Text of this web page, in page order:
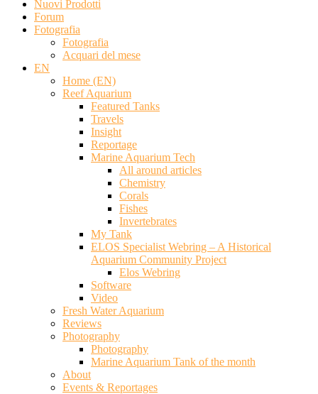
Nuovi Prodotti
Forum
Fotografia
Fotografia
Acquari del mese
EN
Home (EN)
Reef Aquarium
Featured Tanks
Travels
Insight
Reportage
Marine Aquarium Tech
All around articles
Chemistry
Corals
Fishes
Invertebrates
My Tank
ELOS Specialist Webring – A Historical
Aquarium Community Project
Elos Webring
Software
Video
Fresh Water Aquarium
Reviews
Photography
Photography
Marine Aquarium Tank of the month
About
Events & Reportages